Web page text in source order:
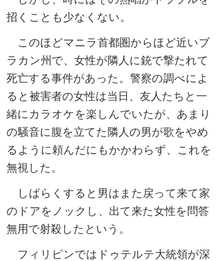
招くことも少なくない。
このほどマニラ首都圏からほど近いブ
ラカン州で、女性が隣人に銃で撃たれて
死亡する事件があった。警察の調べによ
ると被害者の女性は当日、友人たちと一
緒にカラオケを楽しんでいたが、あまり
の騒音に腹を立てた隣人の男が歌をやめ
るように頼んだにもかかわらず、これを
無視した。
しばらくすると男はまた戻って来て家
のドアをノックし、出て来た女性を問答
無用で射殺したという。
フィリピンではドゥテルテ大統領が深